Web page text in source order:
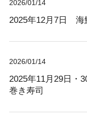
2026/01/14
2025年12月7日 海
2026/01/14
2025年11月29日・
巻き寿司